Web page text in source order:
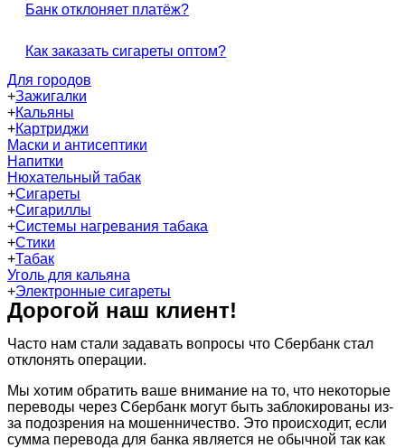
Банк отклоняет платёж?
Как заказать сигареты оптом?
Для городов
+Зажигалки
+Кальяны
+Картриджи
Маски и антисептики
Напитки
Нюхательный табак
+Сигареты
+Сигариллы
+Системы нагревания табака
+Стики
+Табак
Уголь для кальяна
+Электронные сигареты
Дорогой наш клиент!
Часто нам стали задавать вопросы что Сбербанк стал
отклонять операции.
Мы хотим обратить ваше внимание на то, что некоторые
переводы через Сбербанк могут быть заблокированы из-
за подозрения на мошенничество. Это происходит, если
сумма перевода для банка является не обычной так как